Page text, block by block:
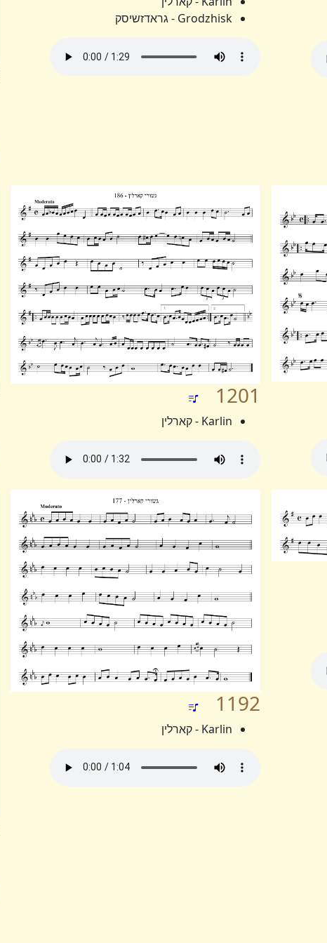
Grodzhisk - גראדזשיסק
1201
Karlin - קארלין
1192
Karlin - קארלין